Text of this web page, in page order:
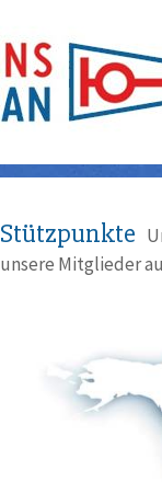
Stützpunkte
unsere Mitglieder